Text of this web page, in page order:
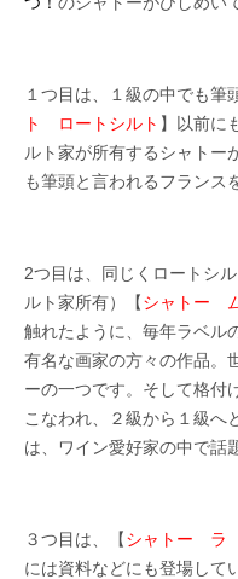
１つ目は、１級の中でも筆
ト ロートシルト 】以前に
ルト家が所有するシャトー
も筆頭と言われるフランス
2つ目は、同じくロートシ
ルト家所有）【シャトー
触れたように、毎年ラベル
有名な画家の方々の作品。
ーの一つです。そして格付
こなわれ、２級から１級
は、ワイン愛好家の中で話
３つ目は、【シャトー ラ
には資料などにも登場して